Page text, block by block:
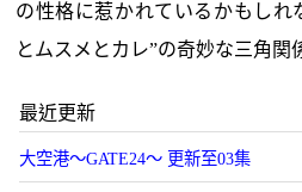
の性格に惹かれているかもしれ
とムスメとカレ”の奇妙な三角関
最近更新
大空港～GATE24～ 更新至03集